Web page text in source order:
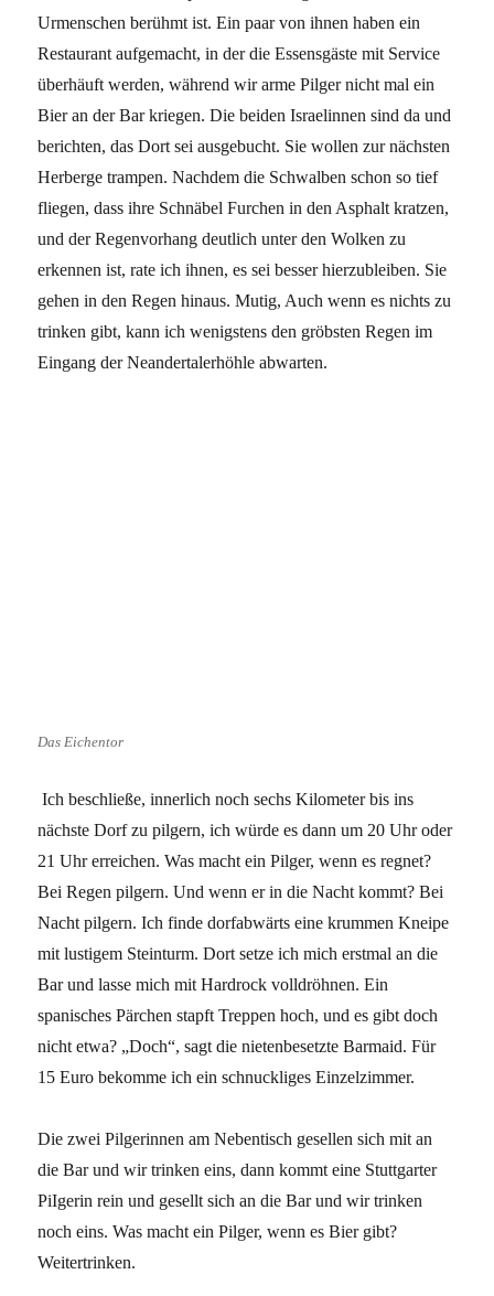
Urmenschen berühmt ist. Ein paar von ihnen haben ein
Restaurant aufgemacht, in der die Essensgäste mit Service
überhäuft werden, während wir arme Pilger nicht mal ein
Bier an der Bar kriegen. Die beiden Israelinnen sind da und
berichten, das Dort sei ausgebucht. Sie wollen zur nächsten
Herberge trampen. Nachdem die Schwalben schon so tief
fliegen, dass ihre Schnäbel Furchen in den Asphalt kratzen,
und der Regenvorhang deutlich unter den Wolken zu
erkennen ist, rate ich ihnen, es sei besser hierzubleiben. Sie
gehen in den Regen hinaus. Mutig, Auch wenn es nichts zu
trinken gibt, kann ich wenigstens den gröbsten Regen im
Eingang der Neandertalerhöhle abwarten.
Das Eichentor
Ich beschließe, innerlich noch sechs Kilometer bis ins
nächste Dorf zu pilgern, ich würde es dann um 20 Uhr oder
21 Uhr erreichen. Was macht ein Pilger, wenn es regnet?
Bei Regen pilgern. Und wenn er in die Nacht kommt? Bei
Nacht pilgern. Ich finde dorfabwärts eine krummen Kneipe
mit lustigem Steinturm. Dort setze ich mich erstmal an die
Bar und lasse mich mit Hardrock volldröhnen. Ein
spanisches Pärchen stapft Treppen hoch, und es gibt doch
nicht etwa? „Doch“, sagt die nietenbesetzte Barmaid. Für
15 Euro bekomme ich ein schnuckliges Einzelzimmer.
Die zwei Pilgerinnen am Nebentisch gesellen sich mit an
die Bar und wir trinken eins, dann kommt eine Stuttgarter
PiIgerin rein und gesellt sich an die Bar und wir trinken
noch eins. Was macht ein Pilger, wenn es Bier gibt?
Weitertrinken.